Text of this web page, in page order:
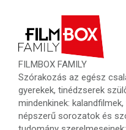
FILMBOX FAMILY
Szórakozás az egész
gyerekek, tinédzserek
mindenkinek:
népszerű sorozatok és